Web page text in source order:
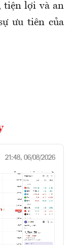
tiện lợi và an
ưu tiên của
21:48, 06/08/2026